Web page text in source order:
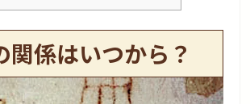
関係はいつから？